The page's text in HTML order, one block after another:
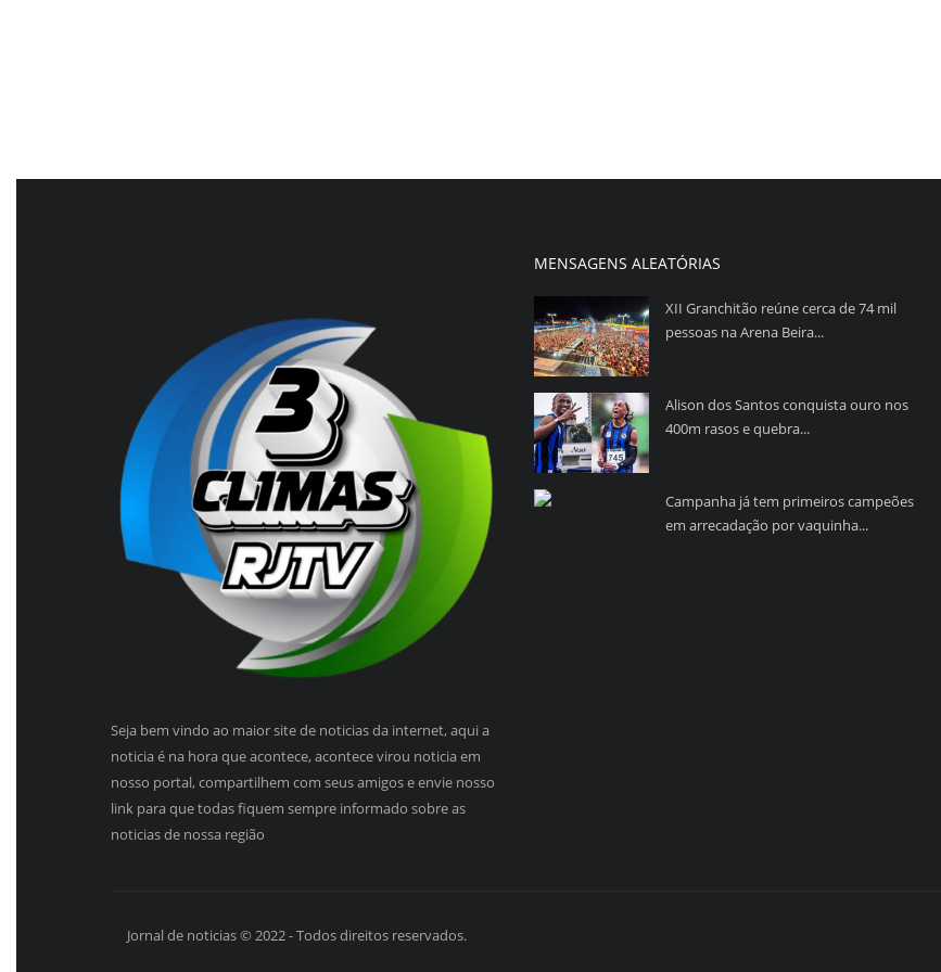
Seja bem vindo ao maior site de noticias da internet, aqui a
noticia é na hora que acontece, acontece virou noticia em
nosso portal, compartilhem com seus amigos e envie nosso
link para que todas fiquem sempre informado sobre as
noticias de nossa região
MENSAGENS ALEATÓRIAS
XII Granchitão reúne cerca de 74 mil
pessoas na Arena Beira...
Alison dos Santos conquista ouro nos
400m rasos e quebra...
Campanha já tem primeiros campeões
em arrecadação por vaquinha...
Jornal de noticias © 2022 - Todos direitos reservados.